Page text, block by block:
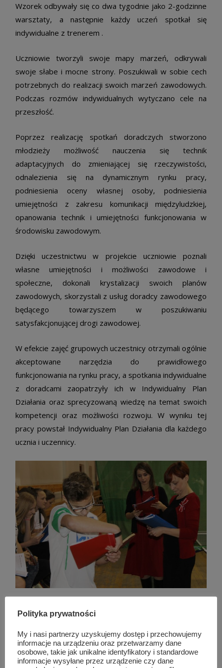
Wzorek odbywały się co dwa tygodnie jako 2-godzinne
warsztaty, a następnie każdy uczeń spotkał się
indywidualne z trenerem .
Uczniowie tworzyli swoje mapy marzeń, odkrywali
swoje słabe i mocne strony. Poszukiwali w sobie cech
potrzebnych do realizacji swoich marzeń zawodowych.
Podczas rozmów indywidualnych wytyczano cele na
przeszłość.
Poprzez realizację spotkań doradczych stworzono
młodzieży możliwość nauczenia się technik
adaptacyjnych do zmieniającej się rzeczywistości,
odnalezienia się na dynamicznym rynku pracy,
podniesienia oceny własnej osoby, podniesienia
umiejętności z zakresu komunikacji międzyludzkiej,
opanowania technik i umiejętności funkcjonowania w
środowisku zawodowym.
Dzięki uczestnictwu w projekcie uczniowie poznali
własne umiejętności i możliwości zawodowe i
społeczne, dokonali krystalizacji swoich planów
zawodowych, skorzystali z usług doradcy zawodowego
będącego towarzyszem w poszukiwaniu
satysfakcjonującej drogi zawodowej.
W efekcie zajęć grupowych uczestnicy otrzymali ogólnie
akceptowane narzędzia do prawidłowego
funkcjonowania na rynku pracy, a spotkania indywidualne
z doradcami zaopatrzyły ich w Indywidualny Plan
Działania oraz sprecyzowaną wiedzę na temat swoich
kompetencji oraz możliwości rozwoju. W wyniku tej
pracy powstał Indywidualny Plan Działania dla każdego
ucznia i uczennicy.
Podobne wpisy
Polityka prywatności
My i nasi partnerzy uzyskujemy dostęp i przechowujemy
informacje na urządzeniu oraz przetwarzamy dane
osobowe, takie jak unikalne identyfikatory i standardowe
informacje wysyłane przez urządzenie czy dane